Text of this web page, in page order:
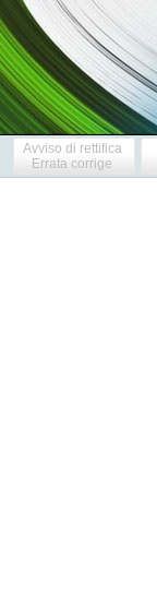
Avviso di rettifica
Errata corrige